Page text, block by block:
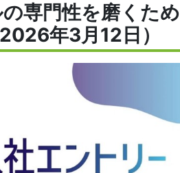
専門性を磨くため
年3月12日）